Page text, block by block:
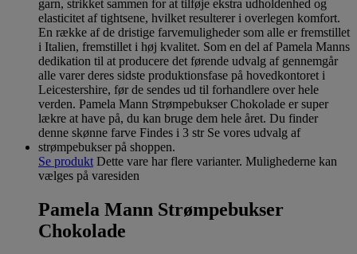
Se produkt Dette vare har flere varianter. Mulighederne kan
vælges på varesiden
Pamela Mann Strømpebukser
Chokolade